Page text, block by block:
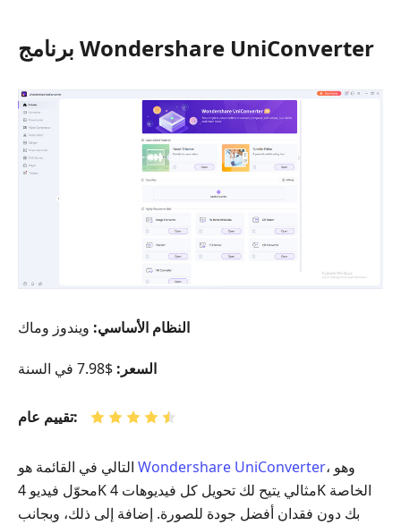
برنامج Wondershare UniConverter
النظام الأساسي: ويندوز وماك
السعر: $7.98 في السنة
تقييم عام:
Wondershare UniConverter، وهو
محوّل فيديو 4K مثالي يتيح لك تحويل كل فيديوهات 4K الخاصة
بك دون فقدان أفضل جودة للصورة. إضافة إلى ذلك، وبجانب